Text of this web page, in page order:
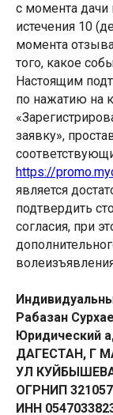
с момента дачи
истечения 10
момента
того, какое
Настоящим
по нажатию на
заявку»,
https://
является
подтвердить
согласия, при
Рабазан
Юридический
ДАГЕСТАН, Г
УЛ
ОГРНИП
ИНН